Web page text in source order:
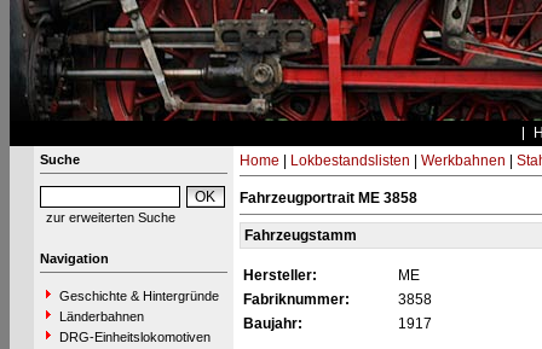
Suche
zur erweiterten Suche
Navigation
Geschichte & Hintergründe
Länderbahnen
DRG-Einheitslokomotiven
Home Lokbestandslisten Werkbahnen
Fahrzeugportrait ME 3858
Fahrzeugstamm
Hersteller:
ME
Fabriknummer:
3858
Baujahr:
1917